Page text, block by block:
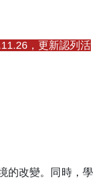
，更新認列活
的改變。同時，學